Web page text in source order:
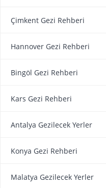
Çimkent Gezi Rehberi
Hannover Gezi Rehberi
Bingöl Gezi Rehberi
Kars Gezi Rehberi
Antalya Gezilecek Yerler
Konya Gezi Rehberi
Malatya Gezilecek Yerler